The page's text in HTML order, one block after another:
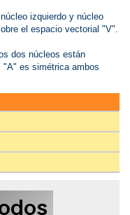
izquierdo y núcleo
el espacio vectorial "V".
dos núcleos están
es simétrica ambos